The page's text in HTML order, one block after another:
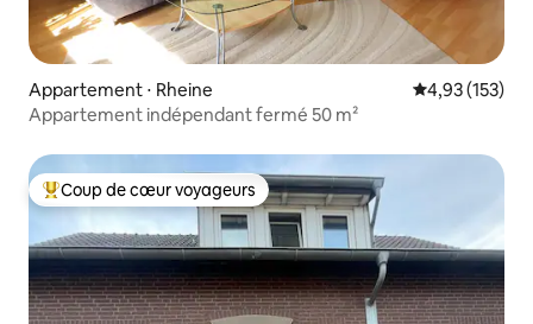
Appartement ⋅ Rheine Évaluation
4,93 (153)
Appartement indépendant fermé 50 m²
Coups de cœur voyageurs les plus appréciés
Coup de cœur voyageurs